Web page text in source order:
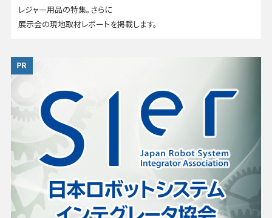
レジャー用品の特集。さらに
展示会の現地取材レポートを掲載します。